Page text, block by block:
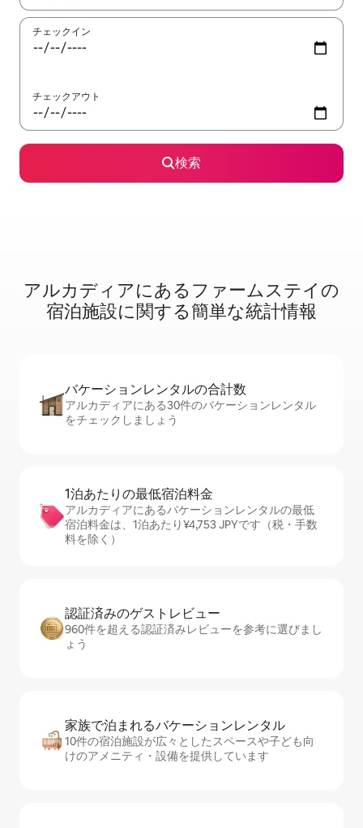
チェックイン
チェックアウト
検索
アルカディアに⁠あ⁠るフ⁠ァ⁠ー⁠ム⁠ス⁠テ⁠イ⁠の
宿⁠泊⁠施⁠設⁠に関⁠す⁠る簡⁠単⁠な統⁠計⁠情⁠報
バケーションレ⁠ン⁠タ⁠ル⁠の合⁠計⁠数
アルカディアにある30件のバケーションレンタル
をチェックしましょう
1泊あたりの最⁠低⁠宿⁠泊⁠料⁠金
アルカディアにあるバケーションレンタルの最低
宿泊料金は、1泊あたり¥4,753 JPYです（税・手数
料を除く）
認証済みのゲ⁠ス⁠ト⁠レ⁠ビ⁠ュ⁠ー
960件を超える認証済みレビューを参考に選びまし
ょう
家族で泊まれるバ⁠ケ⁠ー⁠シ⁠ョ⁠ンレ⁠ン⁠タ⁠ル
10件の宿泊施設が広々としたスペースや子ども向
けのアメニティ・設備を提供しています